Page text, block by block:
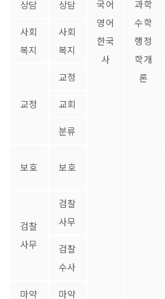
국어
영어
한국
사
과학
수학
행정
학개
론
상담
상담
사회
복지
사회
복지
교정
교정
교회
분류
보호 보호
검찰
사무
검찰
사무
검찰
수사
마약 마약